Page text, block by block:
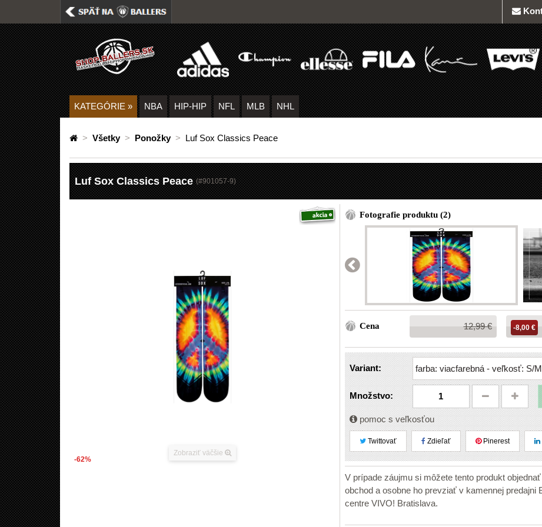
KATEGÓRIE » NBA HIP-HIP NFL MLB NHL
> Všetky > Ponožky > Luf Sox Classics Peace
Luf Sox Classics Peace (#901057-9)
Zobraziť väčšie
-62%
Fotografie produktu (2)
Cena
Bežná
cena:
12,99 € -8,00 €
Variant:
Množstvo:
pomoc s veľkosťou
Twittovať Zdieľať Pinerest
V prípade záujmu si môžete tento produkt
obchod a osobne ho prevziať v kamennej predajni
centre VIVO! Bratislava.